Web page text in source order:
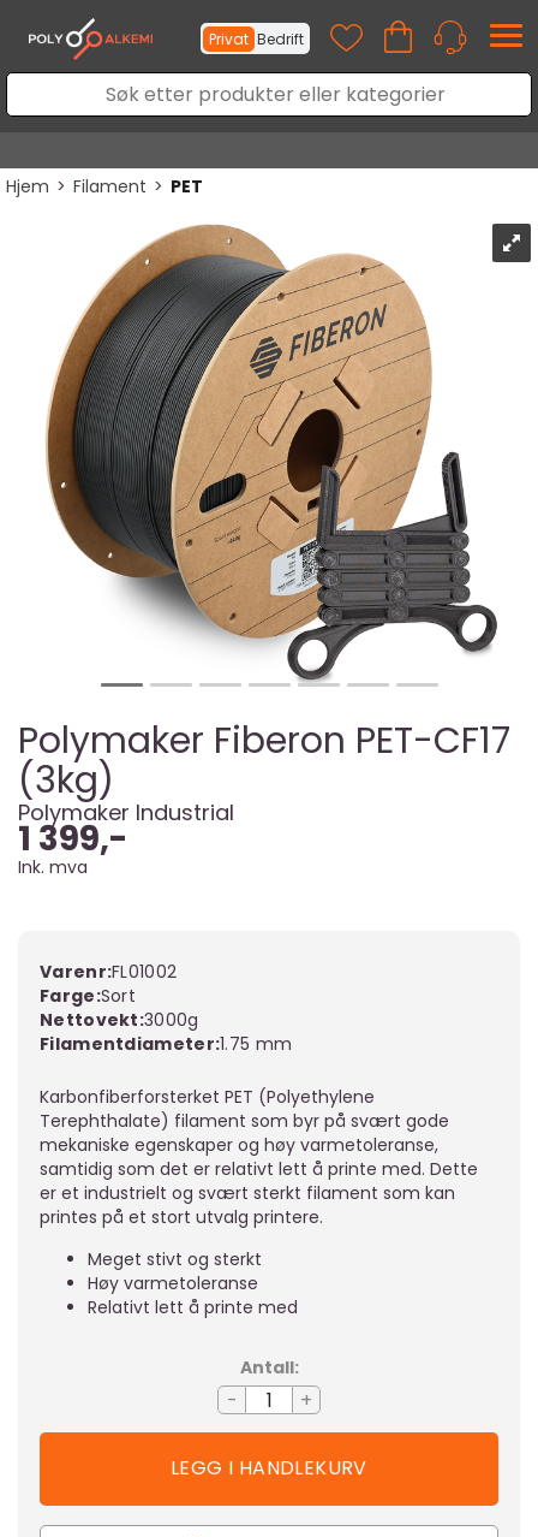
Privat Bedrift
Hjem>Filament>PET
Polymaker Fiberon PET-CF17
(3kg)
Polymaker Industrial
1 399,-
Ink. mva
Varenr:FL01002
Farge Sort
Nettovekt 3000g
Filamentdiameter 1.75 mm
Karbonfiberforsterket PET (Polyethylene
Terephthalate) filament som byr på svært gode
mekaniske egenskaper og høy varmetoleranse,
samtidig som det er relativt lett å printe med. Dette
er et industrielt og svært sterkt filament som kan
printes på et stort utvalg printere.
Meget stivt og sterkt
Høy varmetoleranse
Relativt lett å printe med
Antall:
- +